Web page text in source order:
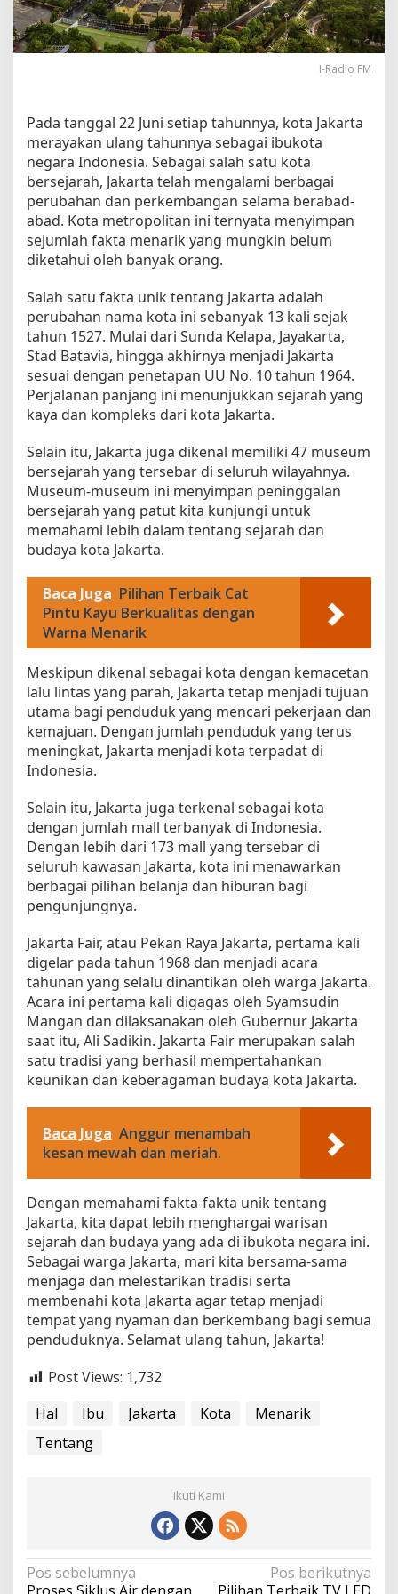
n
g
I
t
a
J
a
k
a
r
t
a
I-Radio FM
Pada tanggal 22 Juni setiap tahunnya, kota Jakarta
merayakan ulang tahunnya sebagai ibukota
negara Indonesia. Sebagai salah satu kota
bersejarah, Jakarta telah mengalami berbagai
perubahan dan perkembangan selama berabad-
abad. Kota metropolitan ini ternyata menyimpan
sejumlah fakta menarik yang mungkin belum
diketahui oleh banyak orang.
Salah satu fakta unik tentang Jakarta adalah
perubahan nama kota ini sebanyak 13 kali sejak
tahun 1527. Mulai dari Sunda Kelapa, Jayakarta,
Stad Batavia, hingga akhirnya menjadi Jakarta
sesuai dengan penetapan UU No. 10 tahun 1964.
Perjalanan panjang ini menunjukkan sejarah yang
kaya dan kompleks dari kota Jakarta.
Selain itu, Jakarta juga dikenal memiliki 47 museum
bersejarah yang tersebar di seluruh wilayahnya.
Museum-museum ini menyimpan peninggalan
bersejarah yang patut kita kunjungi untuk
memahami lebih dalam tentang sejarah dan
budaya kota Jakarta.
Baca Juga Pilihan Terbaik Cat
Pintu Kayu Berkualitas dengan
Warna Menarik
Meskipun dikenal sebagai kota dengan kemacetan
lalu lintas yang parah, Jakarta tetap menjadi tujuan
utama bagi penduduk yang mencari pekerjaan dan
kemajuan. Dengan jumlah penduduk yang terus
meningkat, Jakarta menjadi kota terpadat di
Indonesia.
Selain itu, Jakarta juga terkenal sebagai kota
dengan jumlah mall terbanyak di Indonesia.
Dengan lebih dari 173 mall yang tersebar di
seluruh kawasan Jakarta, kota ini menawarkan
berbagai pilihan belanja dan hiburan bagi
pengunjungnya.
Jakarta Fair, atau Pekan Raya Jakarta, pertama kali
digelar pada tahun 1968 dan menjadi acara
tahunan yang selalu dinantikan oleh warga Jakarta.
Acara ini pertama kali digagas oleh Syamsudin
Mangan dan dilaksanakan oleh Gubernur Jakarta
saat itu, Ali Sadikin. Jakarta Fair merupakan salah
satu tradisi yang berhasil mempertahankan
keunikan dan keberagaman budaya kota Jakarta.
Baca Juga Anggur menambah
kesan mewah dan meriah.
Dengan memahami fakta-fakta unik tentang
Jakarta, kita dapat lebih menghargai warisan
sejarah dan budaya yang ada di ibukota negara ini.
Sebagai warga Jakarta, mari kita bersama-sama
menjaga dan melestarikan tradisi serta
membenahi kota Jakarta agar tetap menjadi
tempat yang nyaman dan berkembang bagi semua
penduduknya. Selamat ulang tahun, Jakarta!
Post Views: 1,732
Hal
Ibu Jakarta Kota
Menarik
Tentang
Ikuti Kami
N
Pos sebelumnya
Pos berikutnya